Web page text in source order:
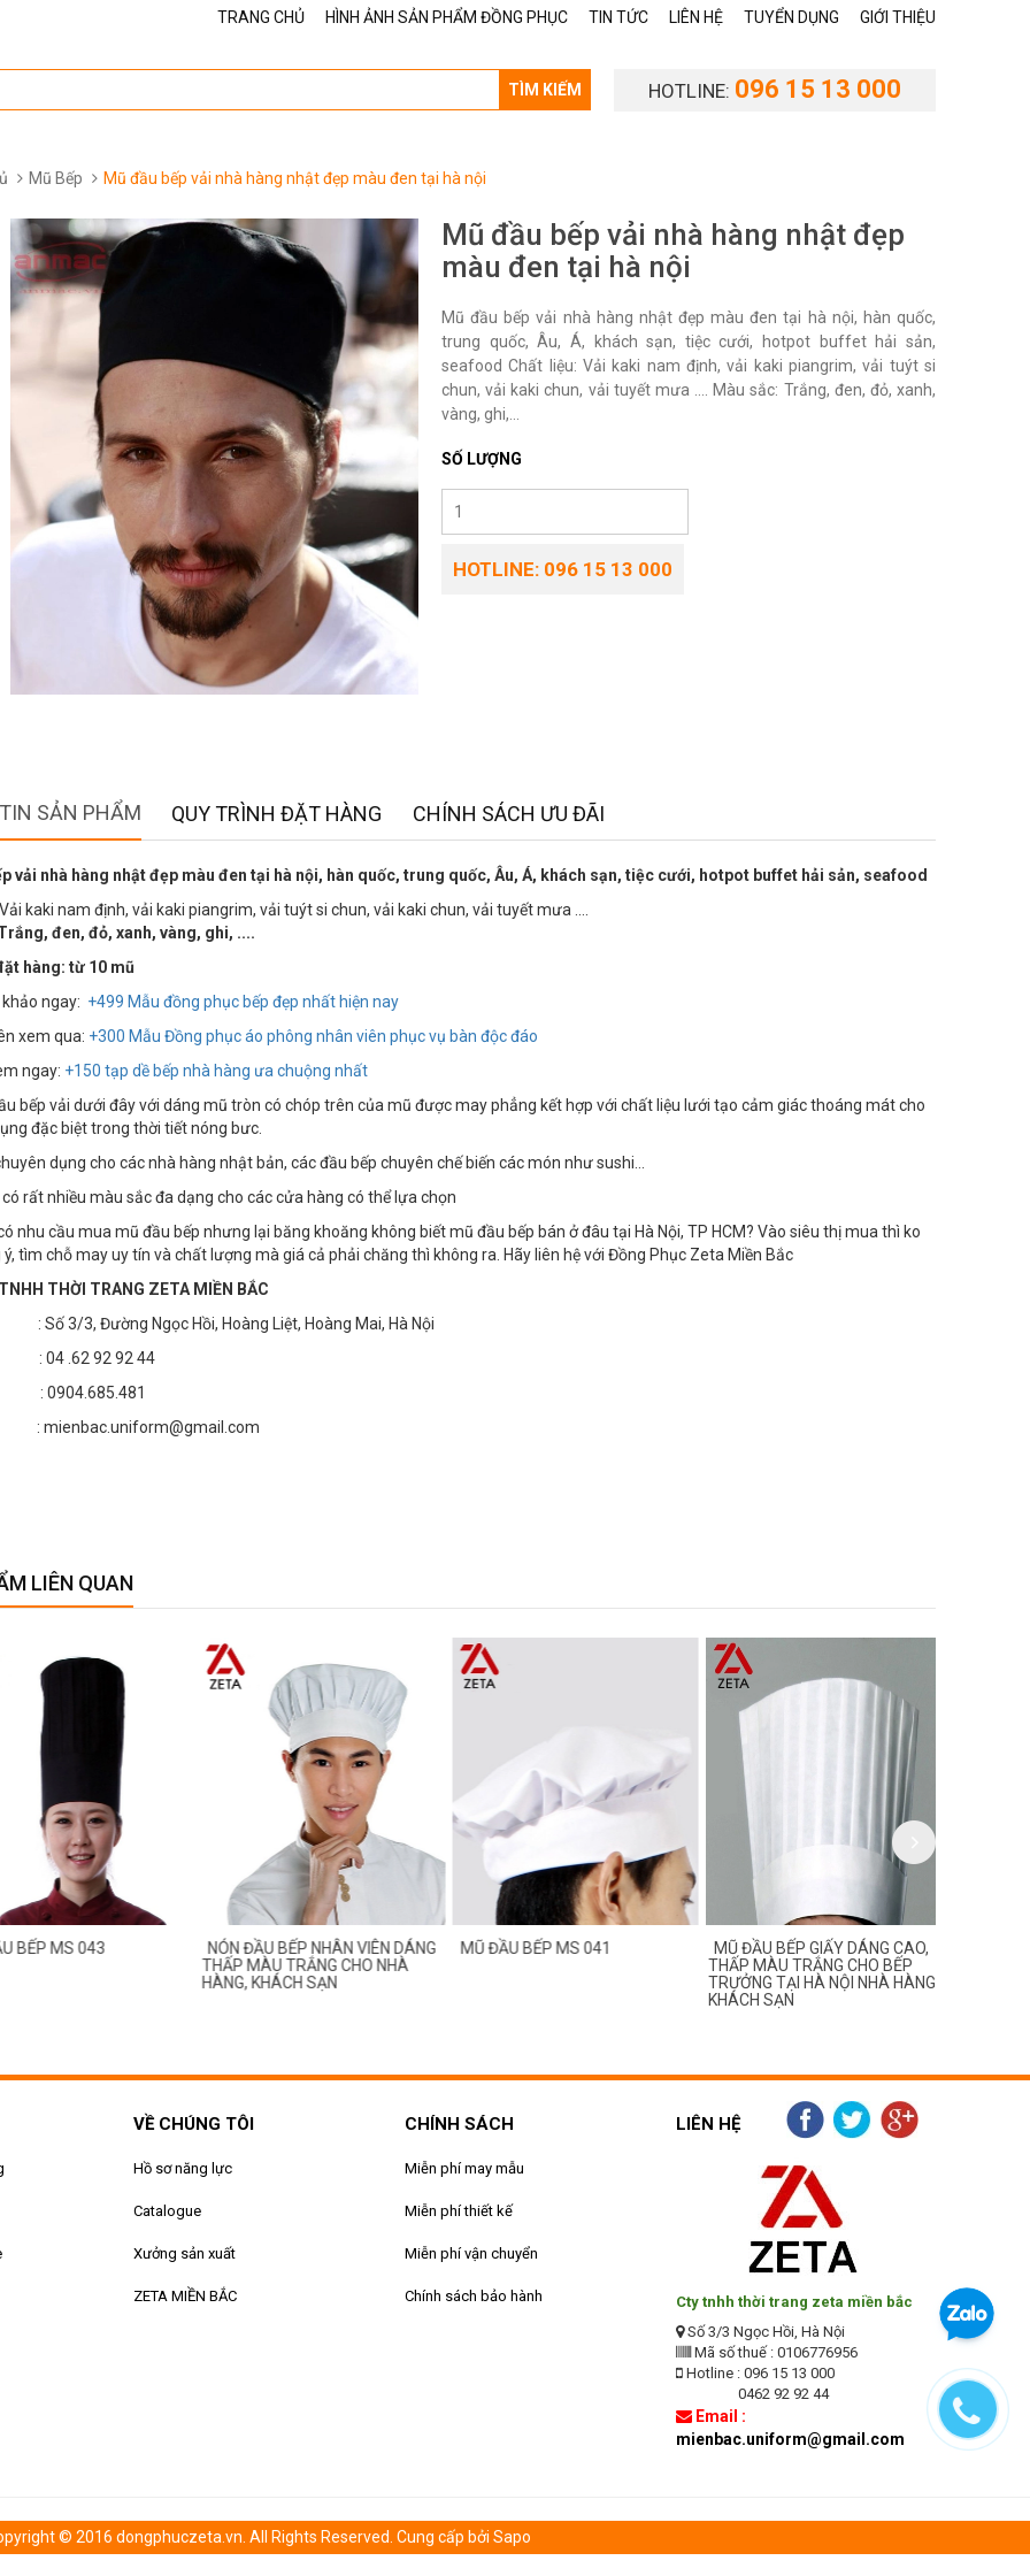
TRANG CHỦ HÌNH ẢNH SẢN PHẨM ĐỒNG PHỤC TIN TỨC LIÊN HỆ TUYỂN DỤNG GIỚI THIỆU
HOTLINE: 096 15 13 000
TÌM KIẾM
Mũ Bếp Mũ đầu bếp vải nhà hàng nhật đẹp màu đen tại hà nội
Mũ đầu bếp vải nhà hàng nhật đẹp
màu đen tại hà nội
Mũ đầu bếp vải nhà hàng nhật đẹp màu đen tại hà nội, hàn quốc,
trung quốc, Âu, Á, khách sạn, tiệc cưới, hotpot buffet hải sản,
seafood Chất liệu: Vải kaki nam định, vải kaki piangrim, vải tuýt si
chun, vải kaki chun, vải tuyết mưa .... Màu sắc: Trắng, đen, đỏ, xanh,
vàng, ghi,...
SỐ LƯỢNG
HOTLINE: 096 15 13 000
SẢN PHẨM QUY TRÌNH ĐẶT HÀNG CHÍNH SÁCH ƯU ĐÃI
vải nhà hàng nhật đẹp màu đen tại hà nội, hàn quốc, trung quốc, Âu, Á, khách sạn, tiệc cưới, hotpot buffet hải sản, seafood
Vải kaki nam định, vải kaki piangrim, vải tuýt si chun, vải kaki chun, vải tuyết mưa ....
đen, đỏ, xanh, vàng, ghi, ....
hàng: từ 10 mũ
ngay: +499 Mẫu đồng phục bếp đẹp nhất hiện nay
xem qua: +300 Mẫu Đồng phục áo phông nhân viên phục vụ bàn độc đáo
ngay: +150 tạp dề bếp nhà hàng ưa chuộng nhất
bếp vải dưới đây với dáng mũ tròn có chóp trên của mũ được may phẳng kết hợp với chất liệu lưới tạo cảm giác thoáng mát cho
đặc biệt trong thời tiết nóng bưc.
dụng cho các nhà hàng nhật bản, các đầu bếp chuyên chế biến các món như sushi…
rất nhiều màu sắc đa dạng cho các cửa hàng có thể lựa chọn
nhu cầu mua mũ đầu bếp nhưng lại băng khoăng không biết mũ đầu bếp bán ở đâu tại Hà Nội, TP HCM? Vào siêu thị mua thì ko
tìm chỗ may uy tín và chất lượng mà giá cả phải chăng thì không ra. Hãy liên hệ với Đồng Phục Zeta Miền Bắc
THỜI TRANG ZETA MIỀN BẮC
3, Đường Ngọc Hồi, Hoàng Liệt, Hoàng Mai, Hà Nội
.62 92 92 44
0904.685.481
LIÊN QUAN
MS 043
NÓN ĐẦU BẾP NHÂN VIÊN DÁNG
THẤP MÀU TRẮNG CHO NHÀ
HÀNG, KHÁCH SẠN
MŨ ĐẦU BẾP MS 041
MŨ ĐẦU BẾP GIẤY DÁNG CAO,
THẤP MÀU TRẮNG CHO BẾP
TRƯỞNG TẠI HÀ NỘI NHÀ HÀNG,
KHÁCH SẠN
VỀ CHÚNG TÔI
Hồ sơ năng lực
Catalogue
Xưởng sản xuất
ZETA MIỀN BẮC
CHÍNH SÁCH
Miễn phí may mẫu
Miễn phí thiết kế
Miễn phí vận chuyển
Chính sách bảo hành
LIÊN HỆ
Cty tnhh thời trang zeta miền bắc
Số 3/3 Ngọc Hồi, Hà Nội
Mã số thuế : 0106776956
Hotline : 096 15 13 000
0462 92 92 44
Email :
mienbac.uniform@gmail.com
© 2016 dongphuczeta.vn. All Rights Reserved. Cung cấp bởi Sapo